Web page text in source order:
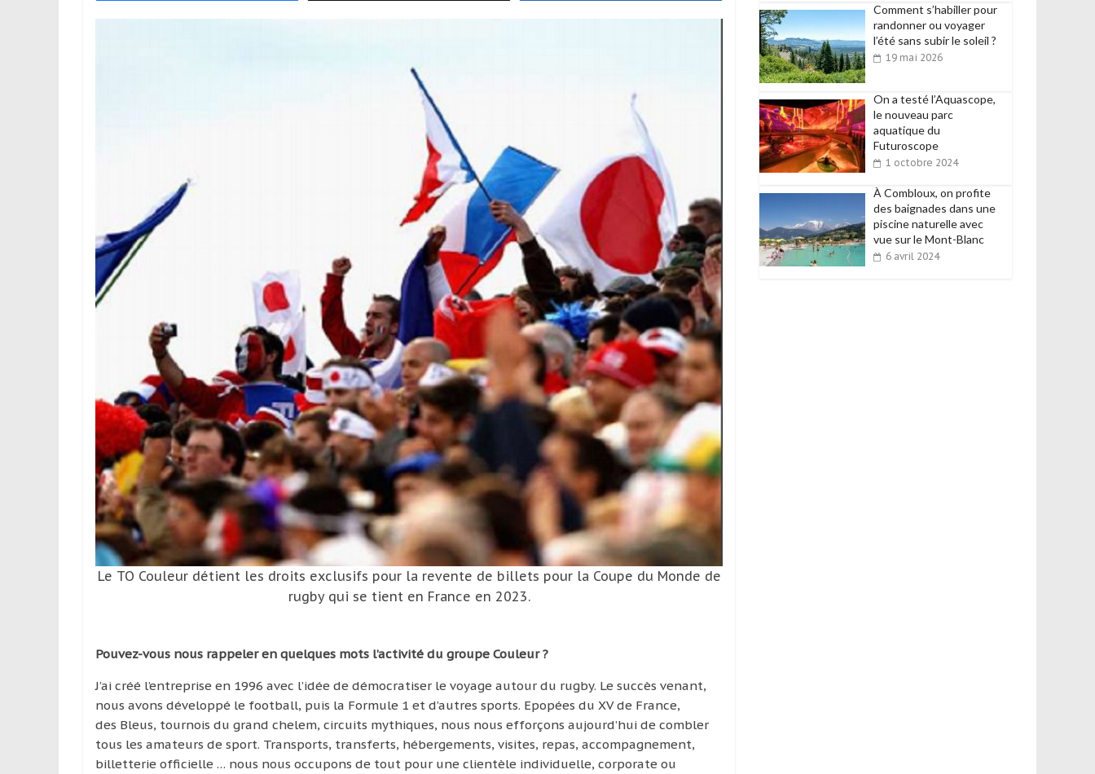
de
assouvir
leur
passion,
tout
en
découverte
culturelle
d’un
pays
d’une
région
Le TO Couleur détient les droits exclusifs pour la revente de billets pour la Coupe du Monde de
rugby qui se tient en France en 2023.
Pouvez-vous nous rappeler en quelques mots l’activité du groupe Couleur ?
J’ai créé l’entreprise en 1996 avec l’idée de démocratiser le voyage autour du rugby. Le succès venant,
nous avons développé le football, puis la Formule 1 et d’autres sports. Epopées du XV de France,
des Bleus, tournois du grand chelem, circuits mythiques, nous nous efforçons aujourd’hui de combler
tous les amateurs de sport. Transports, transferts, hébergements, visites, repas, accompagnement,
billetterie officielle … nous nous occupons de tout pour une clientèle individuelle, corporate ou
Comment s’habiller pour
randonner ou voyager
l’été sans subir le soleil ?
19 mai 2026
On a testé l’Aquascope,
le nouveau parc
aquatique du
Futuroscope
1 octobre 2024
À Combloux, on profite
des baignades dans une
piscine naturelle avec
vue sur le Mont-Blanc
6 avril 2024